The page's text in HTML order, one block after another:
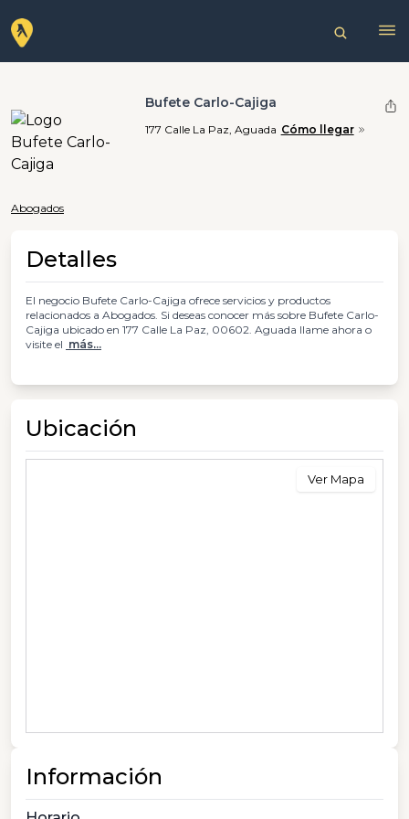
Bufete Carlo-Cajiga
177 Calle La Paz, Aguada Cómo llegar
Abogados
Detalles
El negocio Bufete Carlo-Cajiga ofrece servicios y productos
relacionados a Abogados. Si deseas conocer más sobre Bufete Carlo-
Cajiga ubicado en 177 Calle La Paz, 00602. Aguada llame ahora o
visite el más...
Ubicación
Ver Mapa
Información